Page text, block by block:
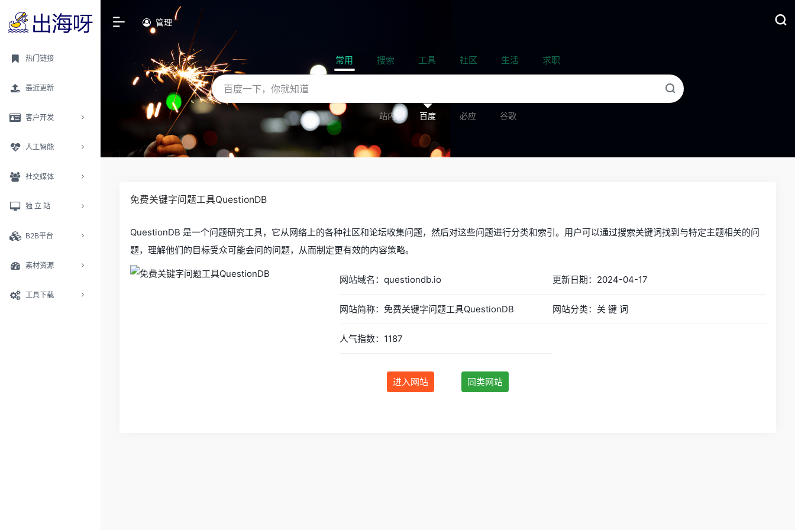
热门链接
最近更新
客户开发
人工智能
社交媒体
独 立 站
B2B平台
素材资源
工具下载
管理
常用 搜索 工具 社区 生活 求职
站内 百度 必应 谷歌
免费关键字问题工具QuestionDB
QuestionDB 是一个问题研究工具，它从网络上的各种社区和论坛收集问题，然后对这些问题进行分类和索引。用户可以通过搜索关键词找到与特定主题相关的问
题，理解他们的目标受众可能会问的问题，从而制定更有效的内容策略。
网站域名：questiondb.io 更新日期：2024-04-17
网站简称：免费关键字问题工具QuestionDB 网站分类：关 键 词
人气指数：1187
进入网站 同类网站